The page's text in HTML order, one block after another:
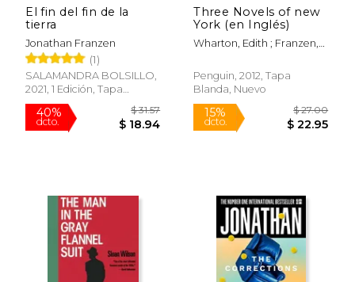
50%
El fin del fin de la
tierra
Jonathan Franzen
(1)
SALAMANDRA BOLSILLO,
2021, 1 Edición, Tapa
Blanda, Nuevo
Three Novels of new
York (en Inglés)
Wharton, Edith ; Franzen,
Penguin, 2012, Tapa
Blanda, Nuevo